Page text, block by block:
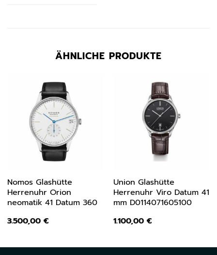
ÄHNLICHE PRODUKTE
Nomos Glashütte
Herrenuhr Orion
neomatik 41 Datum 360
3.500,00 €
Union Glashütte
Herrenuhr Viro Datum 41
mm D0114071605100
1.100,00 €